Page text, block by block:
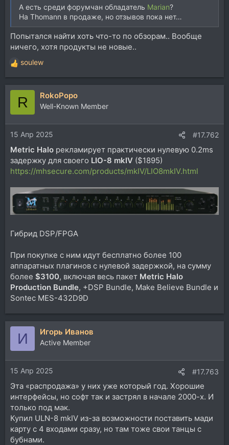
А есть среди форумчан обладатель Marian?
На Thomann в продаже, но отзывов пока нет…
Попытался найти хоть что-то по обзорам.. Вообще
ничего, хотя продукты не новые..
Р
е
а
и
и
:
soulew
R RokoPopo
Well-Known Member
15 Апр 2025 #17.762
Metric Halo рекламирует практически нулевую 0.2ms
задержку для своего LIO-8 mkIV ($1895)
https://mhsecure.com/products/mkIV/LIO8mkIV.html
Гибрид DSP/FPGA
При покупке с ним идут бесплатно более 100
аппаратных плагинов с нулевой задержкой, на сумму
более $3100, включая весь пакет Metric Halo
Production Bundle, +DSP Bundle, Make Believe Bundle и
Sontec MES-432D9D
И Игорь Иванов
Active Member
15 Апр 2025 #17.763
Эта «распродажа» у них уже который год. Хорошие
интерфейсы, но софт так и застрял в начале 2000-х. И
только под мак.
Купил ULN-8 mkIV из-за возможности поставить мади
карту с 4 входами сразу, но там тоже свои танцы с
бубнами.